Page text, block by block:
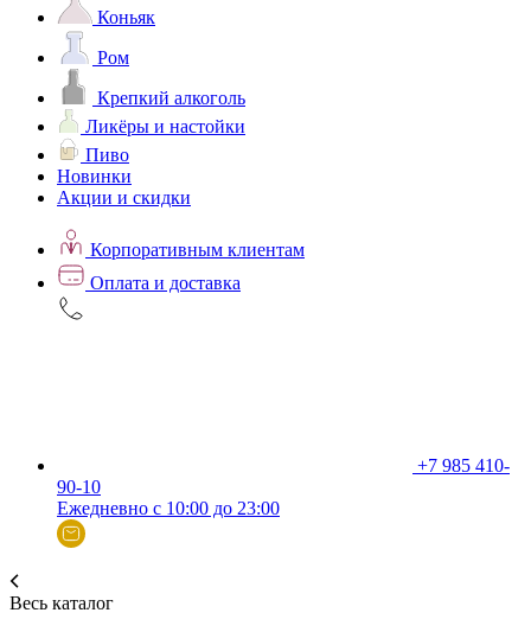
Коньяк
Ром
Крепкий алкоголь
Ликёры и настойки
Пиво
Новинки
Акции и скидки
Корпоративным клиентам
Оплата и доставка
+7 985 410-
90-10
Ежедневно с 10:00 до 23:00
Весь каталог